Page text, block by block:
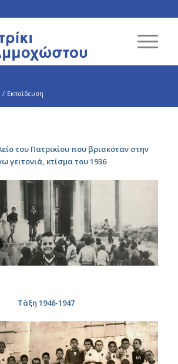
/ Εκπαίδευση
του Πατρικίου που βρισκόταν στην
γειτονιά, κτίσμα του 1936
Τάξη 1946-1947